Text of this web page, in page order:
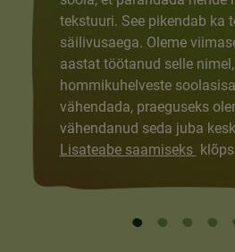
tekstuuri. See pikendab ka
säilivusaega. Oleme
aastat töötanud selle
hommikuhelveste
vähendada, praeguseks
vähendanud seda juba
Lisateabe saamiseks
Previous